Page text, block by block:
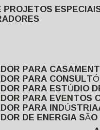
PROJETOS
PARA
PARA
PARA ESTÚDIO
PARA EVENTOS
PARA INDÚSTRIA
DE ENERGIA